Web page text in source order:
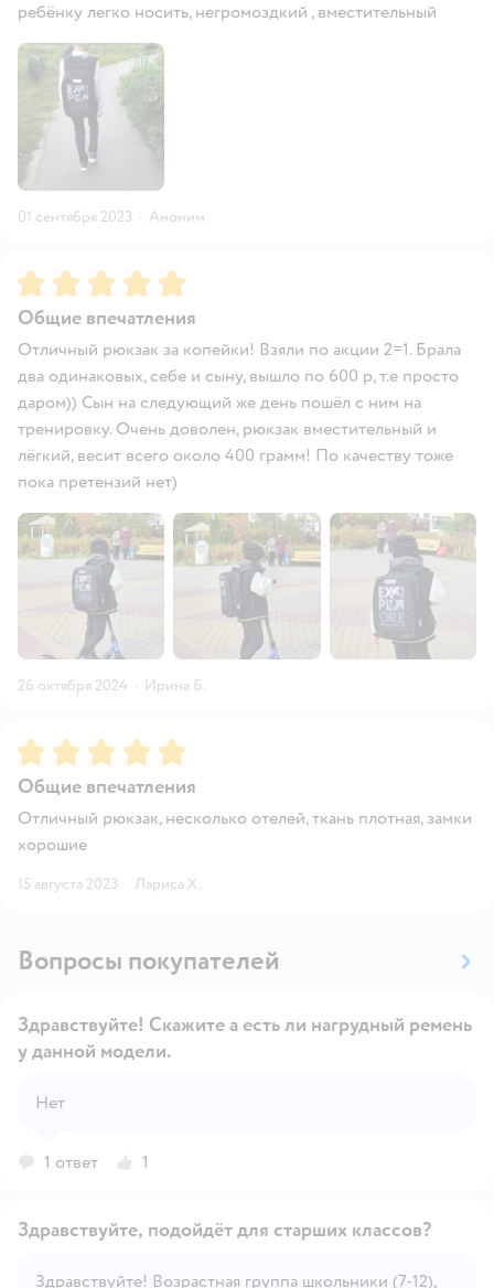
ребёнку легко носить, негромоздкий , вместительный
01 сентября 2023 · Аноним
Рейтинг:5
Общие впечатления
Отличный рюкзак за копейки! Взяли по акции 2=1. Брала
два одинаковых, себе и сыну, вышло по 600 р, т.е просто
даром)) Сын на следующий же день пошёл с ним на
тренировку. Очень доволен, рюкзак вместительный и
лёгкий, весит всего около 400 грамм! По качеству тоже
пока претензий нет)
26 октября 2024 · Ирина Б.
Рейтинг:5
Общие впечатления
Отличный рюкзак, несколько отелей, ткань плотная, замки
хорошие
15 августа 2023 · Лариса Х.
Вопросы покупателей
Здравствуйте! Скажите а есть ли нагрудный ремень
у данной модели.
Нет
1 ответ 1
Здравствуйте, подойдёт для старших классов?
Здравствуйте! Возрастная группа школьники (7-12),